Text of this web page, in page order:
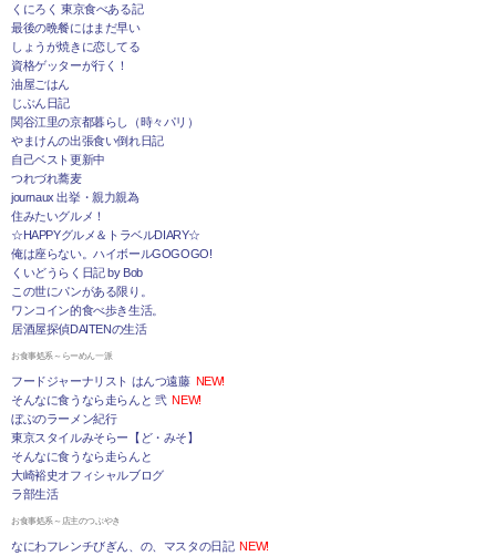
くにろく 東京食べある記
最後の晩餐にはまだ早い
しょうが焼きに恋してる
資格ゲッターが行く！
油屋ごはん
じぶん日記
関谷江里の京都暮らし（時々パリ）
やまけんの出張食い倒れ日記
自己ベスト更新中
つれづれ蕎麦
journaux 出挙・親力親為
住みたいグルメ！
☆HAPPYグルメ＆トラベルDIARY☆
俺は座らない。ハイボールGOGOGO!
くいどうらく日記 by Bob
この世にパンがある限り。
ワンコイン的食べ歩き生活。
居酒屋探偵DAITENの生活
お食事処系～らーめん一派
フードジャーナリスト はんつ遠藤 NEW!
そんなに食うなら走らんと 弐 NEW!
ぼぶのラーメン紀行
東京スタイルみそらー【ど・みそ】
そんなに食うなら走らんと
大崎裕史オフィシャルブログ
ラ部生活
お食事処系～店主のつぶやき
なにわフレンチびぎん、の、マスタの日記 NEW!